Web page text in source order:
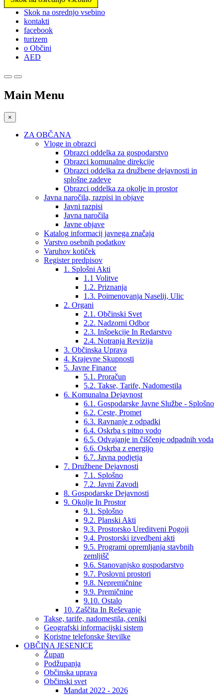
Prosimo,
upoštevajte:
spletno
mesto
vključuje
sistem
Skok na osrednjo vsebino
kontakti
facebook
turizem
o Občini
AED
Main Menu
×
ZA OBČANA
Vloge in obrazci
Obrazci oddelka za gospodarstvo
Obrazci komunalne direkcije
Obrazci oddelka za družbene dejavnosti in
splošne zadeve
Obrazci oddelka za okolje in prostor
Javna naročila, razpisi in objave
Javni razpisi
Javna naročila
Javne objave
Katalog informacij javnega značaja
Varstvo osebnih podatkov
Varuhov kotiček
Register predpisov
1. Splošni Akti
1.1 Volitve
1.2. Priznanja
1.3. Poimenovanja Naselij, Ulic
2. Organi
2.1. Občinski Svet
2.2. Nadzorni Odbor
2.3. Inšpekcije In Redarstvo
2.4. Notranja Revizija
3. Občinska Uprava
4. Krajevne Skupnosti
5. Javne Finance
5.1. Proračun
5.2. Takse, Tarife, Nadomestila
6. Komunalna Dejavnost
6.1. Gospodarske Javne Službe - Splošno
6.2. Ceste, Promet
6.3. Ravnanje z odpadki
6.4. Oskrba s pitno vodo
6.5. Odvajanje in čiščenje odpadnih voda
6.6. Oskrba z energijo
6.7. Javna podjetja
7. Družbene Dejavnosti
7.1. Splošno
7.2. Javni Zavodi
8. Gospodarske Dejavnosti
9. Okolje In Prostor
9.1. Splošno
9.2. Planski Akti
9.3. Prostorsko Ureditveni Pogoji
9.4. Prostorski izvedbeni akti
9.5. Programi opremljanja stavbnih
zemljišč
9.6. Stanovanjsko gospodarstvo
9.7. Poslovni prostori
9.8. Nepremičnine
9.9. Premičnine
9.10. Ostalo
10. Zaščita In Reševanje
Takse, tarife, nadomestila, ceniki
Geografski informacijski sistem
Koristne telefonske številke
OBČINA JESENICE
Župan
Podžupanja
Občinska uprava
Občinski svet
Mandat 2022 - 2026